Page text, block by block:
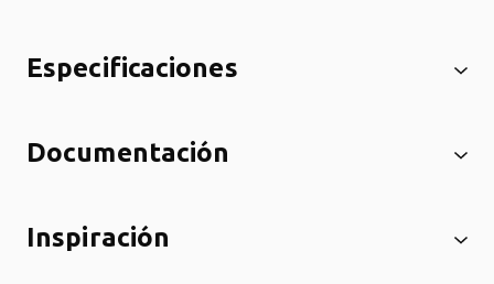
Especificaciones
Documentación
Inspiración